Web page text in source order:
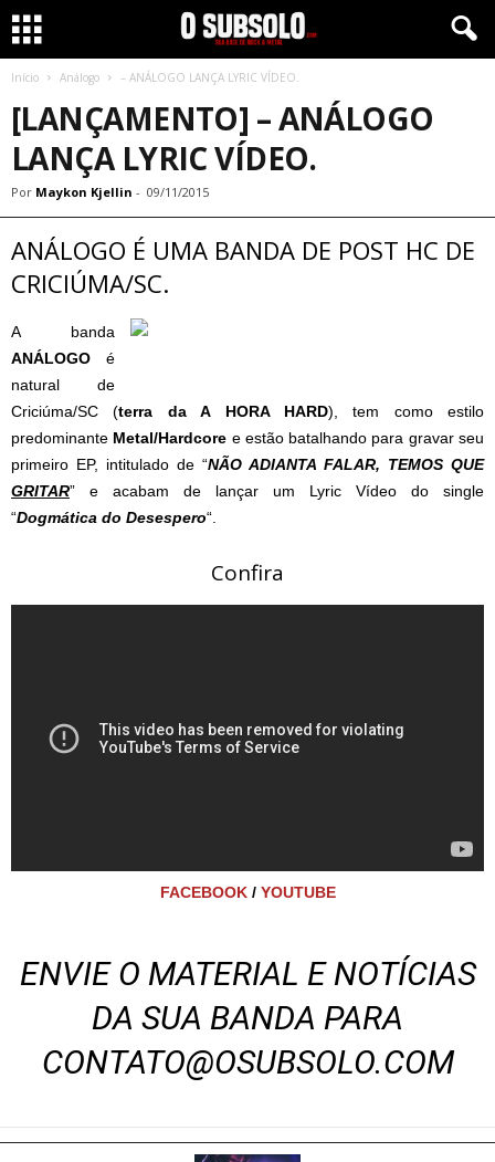
Início Análogo – ANÁLOGO LANÇA LYRIC VÍDEO.
[LANÇAMENTO] – ANÁLOGO
LANÇA LYRIC VÍDEO.
Por Maykon Kjellin - 09/11/2015
ANÁLOGO É UMA BANDA DE POST HC DE
CRICIÚMA/SC.
A banda
ANÁLOGO é
natural de
Criciúma/SC (terra da A HORA HARD), tem como estilo
predominante Metal/Hardcore e estão batalhando para gravar seu
primeiro EP, intitulado de “NÃO ADIANTA FALAR, TEMOS QUE
GRITAR” e acabam de lançar um Lyric Vídeo do single
“Dogmática do Desespero“.
Confira
FACEBOOK/ YOUTUBE
ENVIE O MATERIAL E NOTÍCIAS
DA SUA BANDA PARA
CONTATO@OSUBSOLO.COM